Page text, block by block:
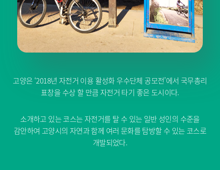
고양은 ‘2018년 자전거 이용 활성화 우수단체 공모전’에서 국무총리
표창을 수상 할 만큼 자전거 타기 좋은 도시이다.
소개하고 있는 코스는 자전거를 탈 수 있는 일반 성인의 수준을
감안하여 고양시의 자연과 함께 여러 문화를 탐방할 수 있는 코스로
개발되었다.